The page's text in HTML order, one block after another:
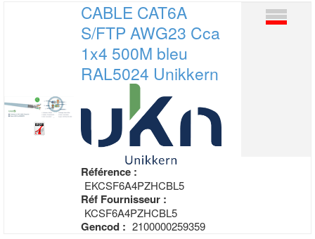
CABLE CAT6A
S/FTP AWG23 Cca
1x4 500M bleu
RAL5024 Unikkern
Référence :
EKCSF6A4PZHCBL5
Réf Fournisseur :
KCSF6A4PZHCBL5
Gencod : 2100000259359